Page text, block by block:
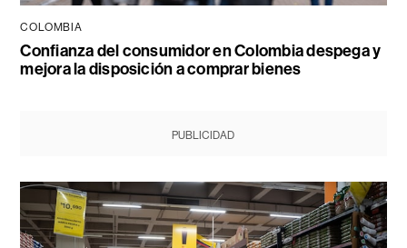
COLOMBIA
Confianza del consumidor en Colombia despega y
mejora la disposición a comprar bienes
PUBLICIDAD